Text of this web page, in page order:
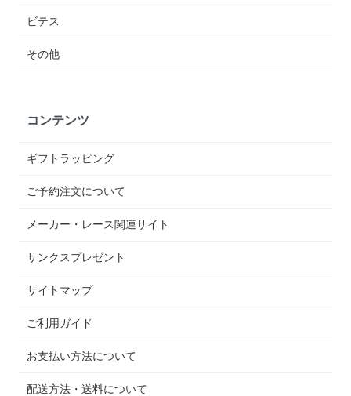
ビテス
その他
コンテンツ
ギフトラッピング
ご予約注文について
メーカー・レース関連サイト
サンクスプレゼント
サイトマップ
ご利用ガイド
お支払い方法について
配送方法・送料について